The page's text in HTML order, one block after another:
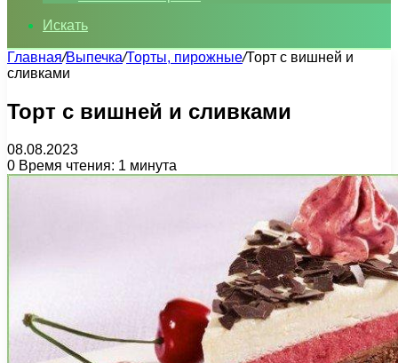
Искать
Главная/Выпечка/Торты, пирожные/Торт с вишней и
сливками
Торт с вишней и сливками
08.08.2023
0 Время чтения: 1 минута